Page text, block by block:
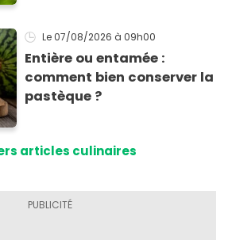
Le 07/08/2026 à 09h00
Entière ou entamée :
comment bien conserver la
pastèque ?
articles culinaires